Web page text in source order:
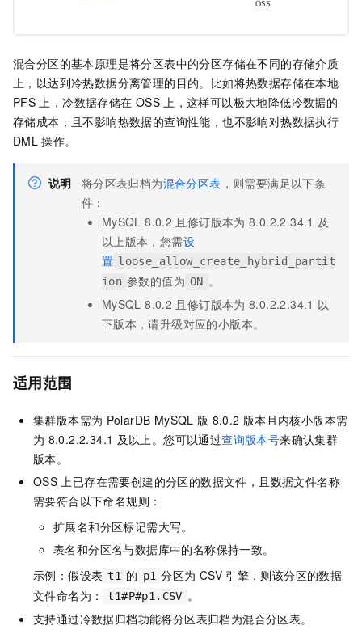
混合分区的基本原理是将分区表中的分区存储在不同的存储介质
上，以达到冷热数据分离管理的目的。比如将热数据存储在本地
PFS 上，冷数据存储在 OSS 上，这样可以极大地降低冷数据的
存储成本，且不影响热数据的查询性能，也不影响对热数据执行
DML 操作。
说明 将分区表归档为混合分区表 ，则需要满足以下条
件：
MySQL 8.0.2 且修订版本为 8.0.2.2.34.1 及
以上版本，您需设
置 loose_allow_create_hybrid_partit
ion 参数的值为 ON 。
MySQL 8.0.2 且修订版本为 8.0.2.2.34.1 以
下版本，请升级对应的小版本。
适用范围
集群版本需为 PolarDB MySQL 版 8.0.2 版本且内核小版本需
为 8.0.2.2.34.1 及以上。您可以通过查询版本号来确认集群
版本。
OSS 上已存在需要创建的分区的数据文件，且数据文件名称
需要符合以下命名规则：
扩展名和分区标记需大写。
表名和分区名与数据库中的名称保持一致。
示例：假设表 t1 的 p1 分区为 CSV 引擎，则该分区的数据
文件命名为：
t1#P#p1.CSV 。
支持通过冷数据归档功能将分区表归档为混合分区表。